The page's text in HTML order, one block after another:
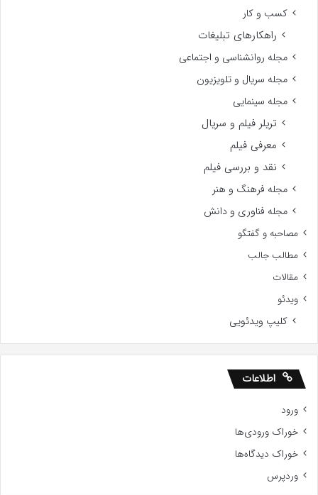
کسب و کار
راهکارهای تبلیغات
مجله روانشناسی و اجتماعی
مجله سریال و تلویزیون
مجله سینمایی
تریلر فیلم و سریال
معرفی فیلم
نقد و بررسی فیلم
مجله فرهنگ و هنر
مجله فناوری و دانش
مصاحبه و گفتگو
مطالب جالب
مقالات
ویدئو
کلیپ ویدئویی
اطلاعات
ورود
خوراک ورودی‌ها
خوراک دیدگاه‌ها
وردپرس